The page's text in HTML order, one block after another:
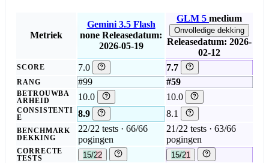
Metriek
Gemini 3.5 Flash
none Releasedatum:
2026-05-19
GLM 5 medium
Onvolledige dekking
Releasedatum: 2026-
02-12
SCORE 7.0 7.7
RANG #99 #59
BETROUWBA
ARHEID
10.0 10.0
CONSISTENTI
E
8.9 8.1
BENCHMARK
DEKKING
22/22 tests · 66/66
pogingen
21/22 tests · 63/66
pogingen
CORRECTE
TESTS
15/22 15/21